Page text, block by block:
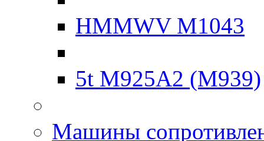
HMMWV M1043
5t M925A2 (M939)
Машины